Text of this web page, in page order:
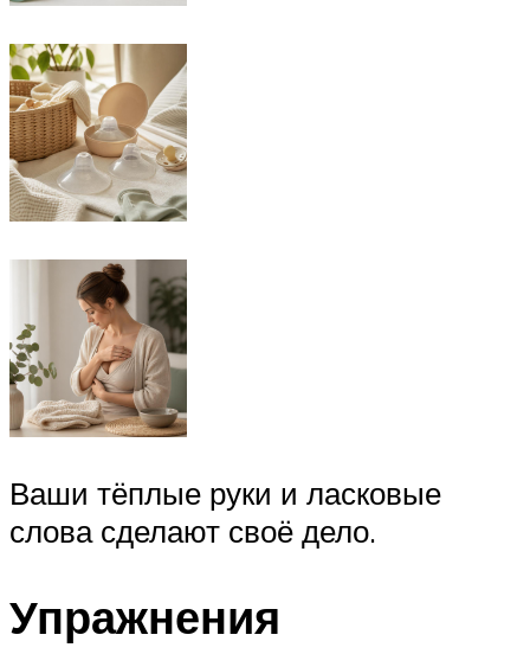
Ваши тёплые руки и ласковые
слова сделают своё дело.
Упражнения